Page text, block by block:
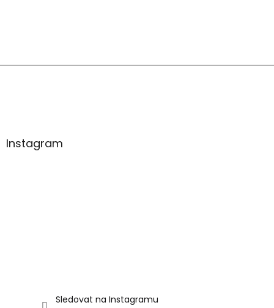
p
Instagram
Sledovat na Instagramu